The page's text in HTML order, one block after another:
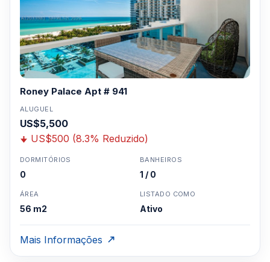
Roney Palace Apt # 941
ALUGUEL
US$5,500
US$500 (8.3% Reduzido)
DORMITÓRIOS
0
BANHEIROS
1 / 0
ÁREA
56 m2
LISTADO COMO
Ativo
Mais Informações